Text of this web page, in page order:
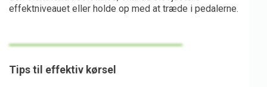
effektniveauet eller holde op med at træde i pedalerne.
Tips til effektiv kørsel